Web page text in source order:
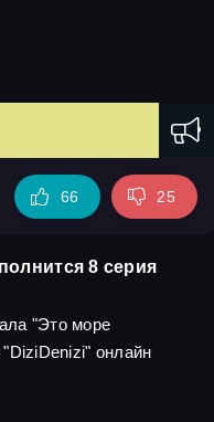
66 25
8 серия
"Это море
"DiziDenizi" онлайн